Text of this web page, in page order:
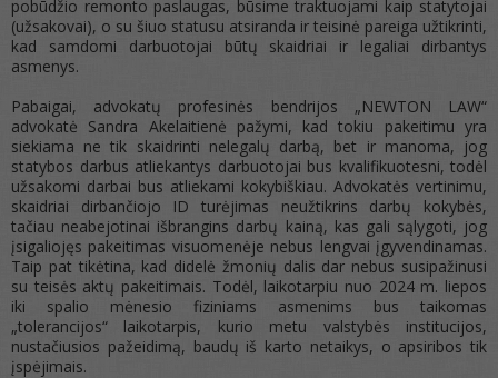
pobūdžio remonto paslaugas, būsime traktuojami kaip statytojai
(užsakovai), o su šiuo statusu atsiranda ir teisinė pareiga užtikrinti,
kad samdomi darbuotojai būtų skaidriai ir legaliai dirbantys
asmenys.
Pabaigai, advokatų profesinės bendrijos „NEWTON LAW“
advokatė Sandra Akelaitienė pažymi, kad tokiu pakeitimu yra
siekiama ne tik skaidrinti nelegalų darbą, bet ir manoma, jog
statybos darbus atliekantys darbuotojai bus kvalifikuotesni, todėl
užsakomi darbai bus atliekami kokybiškiau. Advokatės vertinimu,
skaidriai dirbančiojo ID turėjimas neužtikrins darbų kokybės,
tačiau neabejotinai išbrangins darbų kainą, kas gali sąlygoti, jog
įsigaliojęs pakeitimas visuomenėje nebus lengvai įgyvendinamas.
Taip pat tikėtina, kad didelė žmonių dalis dar nebus susipažinusi
su teisės aktų pakeitimais. Todėl, laikotarpiu nuo 2024 m. liepos
iki spalio mėnesio fiziniams asmenims bus taikomas
„tolerancijos“ laikotarpis, kurio metu valstybės institucijos,
nustačiusios pažeidimą, baudų iš karto netaikys, o apsiribos tik
įspėjimais.